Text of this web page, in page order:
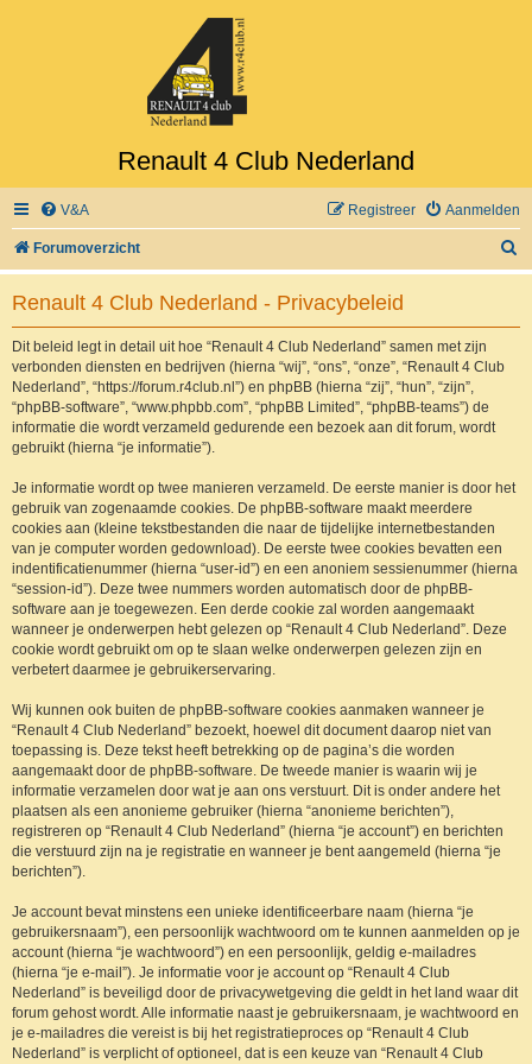
Renault 4 Club Nederland
V&A Aanmelden
Registreer
Forumoverzicht
o
Renault 4 Club Nederland - Privacybeleid
Dit beleid legt in detail uit hoe “Renault 4 Club Nederland” samen met zijn
verbonden diensten en bedrijven (hierna “wij”, “ons”, “onze”, “Renault 4 Club
Nederland”, “https://forum.r4club.nl”) en phpBB (hierna “zij”, “hun”, “zijn”,
“phpBB-software”, “www.phpbb.com”, “phpBB Limited”, “phpBB-teams”) de
informatie die wordt verzameld gedurende een bezoek aan dit forum, wordt
gebruikt (hierna “je informatie”).
Je informatie wordt op twee manieren verzameld. De eerste manier is door het
gebruik van zogenaamde cookies. De phpBB-software maakt meerdere
cookies aan (kleine tekstbestanden die naar de tijdelijke internetbestanden
van je computer worden gedownload). De eerste twee cookies bevatten een
indentificatienummer (hierna “user-id”) en een anoniem sessienummer (hierna
“session-id”). Deze twee nummers worden automatisch door de phpBB-
software aan je toegewezen. Een derde cookie zal worden aangemaakt
wanneer je onderwerpen hebt gelezen op “Renault 4 Club Nederland”. Deze
cookie wordt gebruikt om op te slaan welke onderwerpen gelezen zijn en
verbetert daarmee je gebruikerservaring.
Wij kunnen ook buiten de phpBB-software cookies aanmaken wanneer je
“Renault 4 Club Nederland” bezoekt, hoewel dit document daarop niet van
toepassing is. Deze tekst heeft betrekking op de pagina’s die worden
aangemaakt door de phpBB-software. De tweede manier is waarin wij je
informatie verzamelen door wat je aan ons verstuurt. Dit is onder andere het
plaatsen als een anonieme gebruiker (hierna “anonieme berichten”),
registreren op “Renault 4 Club Nederland” (hierna “je account”) en berichten
die verstuurd zijn na je registratie en wanneer je bent aangemeld (hierna “je
berichten”).
Je account bevat minstens een unieke identificeerbare naam (hierna “je
gebruikersnaam”), een persoonlijk wachtwoord om te kunnen aanmelden op je
account (hierna “je wachtwoord”) en een persoonlijk, geldig e-mailadres
(hierna “je e-mail”). Je informatie voor je account op “Renault 4 Club
Nederland” is beveiligd door de privacywetgeving die geldt in het land waar dit
forum gehost wordt. Alle informatie naast je gebruikersnaam, je wachtwoord en
je e-mailadres die vereist is bij het registratieproces op “Renault 4 Club
Nederland” is verplicht of optioneel, dat is een keuze van “Renault 4 Club